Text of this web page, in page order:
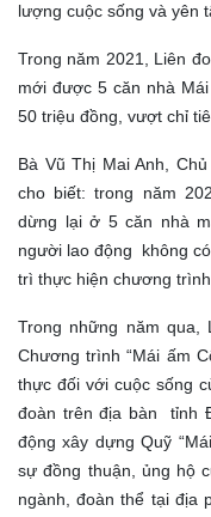
lượng cuộc sống và yên
Trong năm 2021, Liên
mới được 5 căn nhà
50 triệu đồng, vượt chỉ
Bà Vũ Thị Mai Anh,
cho biết: trong năm
dừng lại ở 5 căn nhà
người lao động không
trì thực hiện chương
Trong những năm qua,
Chương trình “Mái ấm
thực đối với cuộc sống
đoàn trên địa bàn tỉnh
động xây dựng Quỹ
sự đồng thuận, ủng hộ
ngành, đoàn thể tại địa